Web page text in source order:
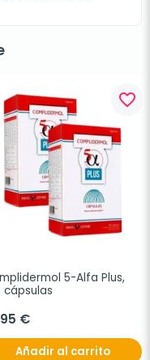
favorite_border
5-Alfa Plus,
cápsulas
€
Añadir al carrito